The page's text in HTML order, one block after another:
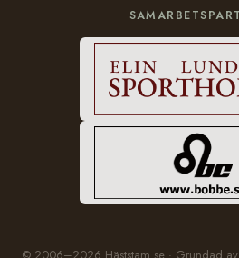
© 2006–2026 Häststam.se · Grundad av